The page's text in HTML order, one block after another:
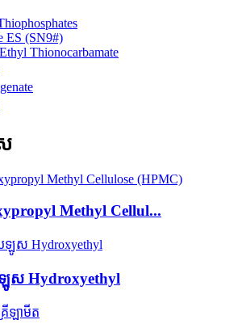
ES (SN9#)
Thionocarbamate
Methyl Cellul...
Hydroxyethyl